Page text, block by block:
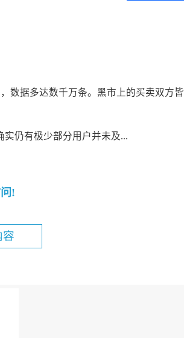
数据多达数千万条。黑市上的买卖双方皆
仍有极少部分用户并未及...
!
容